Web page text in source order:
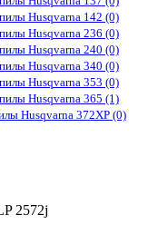
Husqvarna 142 (0)
Husqvarna 236 (0)
Husqvarna 240 (0)
Husqvarna 340 (0)
Husqvarna 353 (0)
Husqvarna 365 (1)
Husqvarna 372XP (0)
2572j